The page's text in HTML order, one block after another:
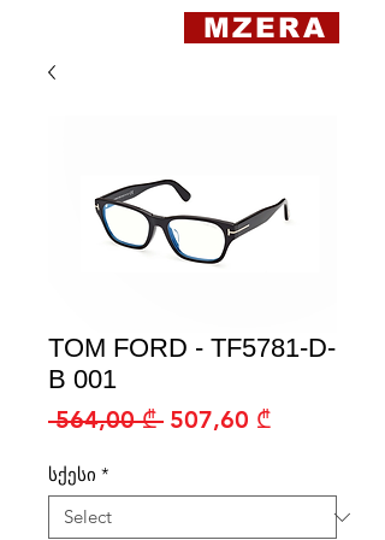
MZERA
TOM FORD - TF5781-D-
B 001
564,00 ₾ Regular
507,60 ₾Sale
სქესი *